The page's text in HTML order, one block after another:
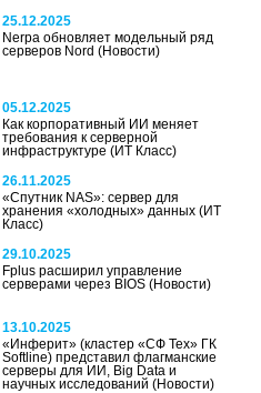
25.12.2025
Nerpa обновляет модельный ряд
серверов Nord(Новости)
05.12.2025
Как корпоративный ИИ меняет
требования к серверной
инфраструктуре(ИТ Класс)
26.11.2025
«Спутник NAS»: сервер для
хранения «холодных» данных(ИТ
Класс)
29.10.2025
Fplus расширил управление
серверами через BIOS(Новости)
13.10.2025
«Инферит» (кластер «СФ Тех» ГК
Softline) представил флагманские
серверы для ИИ, Big Data и
научных исследований(Новости)